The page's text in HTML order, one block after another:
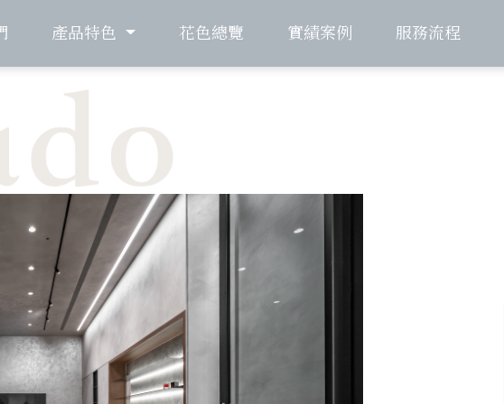
產品特色 花色總覽 實績案例 服務流程